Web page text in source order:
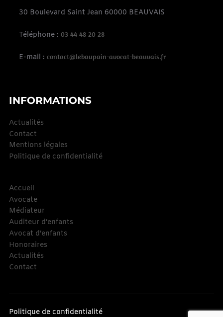
30 Boulevard Saint Jean 60000 BEAUVAIS
Téléphone : 03 44 48 20 28
E-mail : contact@lebaupain-avocat-beauvais.fr
INFORMATIONS
Actualités
Contact
Mentions légales
Politique de confidentialité
Accueil
Avocate
Médiateur
Auditeur d’enfants
Avocat d’enfants
Honoraires
Actualités
Contact
Politique de confidentialité